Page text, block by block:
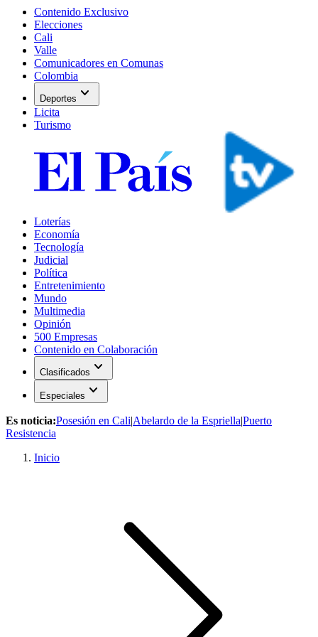
Contenido Exclusivo
Elecciones
Cali
Valle
Comunicadores en Comunas
Colombia
Deportes expand_more
Licita
Turismo
Loterías
Economía
Tecnología
Judicial
Política
Entretenimiento
Mundo
Multimedia
Opinión
500 Empresas
Contenido en Colaboración
Clasificados expand_more
Especiales expand_more
Es noticia:Posesión en Cali|Abelardo de la Espriella|Puerto
Resistencia
Inicio